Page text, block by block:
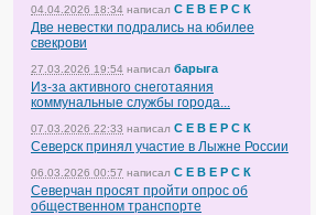
04.04.2026 18:34 написал С Е В Е Р С К
Две невестки подрались на юбилее
свекрови
27.03.2026 19:54 написал барыга
Из-за активного снеготаяния
коммунальные службы города...
07.03.2026 22:33 написал С Е В Е Р С К
Северск принял участие в Лыжне России
06.03.2026 00:57 написал С Е В Е Р С К
Северчан просят пройти опрос об
общественном транспорте